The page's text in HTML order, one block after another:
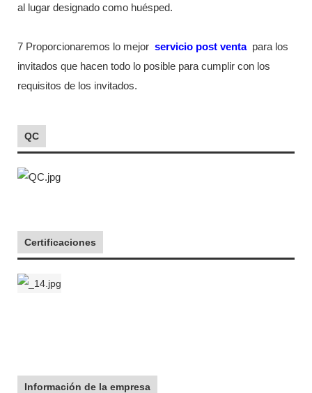
al lugar designado como huésped.
7 Proporcionaremos lo mejor servicio post venta para los
invitados que hacen todo lo posible para cumplir con los
requisitos de los invitados.
QC
Certificaciones
Información de la empresa